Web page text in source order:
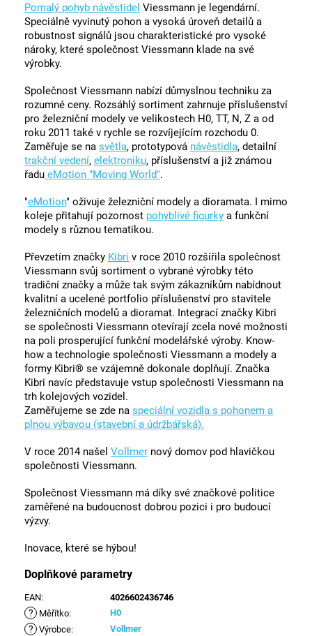
Pomalý pohyb návěstidel Viessmann je legendární.
Speciálně vyvinutý pohon a vysoká úroveň detailů a
robustnost signálů jsou charakteristické pro vysoké
nároky, které společnost Viessmann klade na své
výrobky.
Společnost Viessmann nabízí důmyslnou techniku za
rozumné ceny. Rozsáhlý sortiment zahrnuje příslušenství
pro železniční modely ve velikostech H0, TT, N, Z a od
roku 2011 také v rychle se rozvíjejícím rozchodu 0.
Zaměřuje se na světla, prototypová návěstidla, detailní
trakční vedení, elektroniku, příslušenství a již známou
řadu eMotion "Moving World".
"eMotion" oživuje železniční modely a dioramata. I mimo
koleje přitahují pozornost pohyblivé figurky a funkční
modely s různou tematikou.
Převzetím značky Kibri v roce 2010 rozšířila společnost
Viessmann svůj sortiment o vybrané výrobky této
tradiční značky a může tak svým zákazníkům nabídnout
kvalitní a ucelené portfolio příslušenství pro stavitele
železničních modelů a dioramat. Integrací značky Kibri
se společnosti Viessmann otevírají zcela nové možnosti
na poli prosperující funkční modelářské výroby. Know-
how a technologie společnosti Viessmann a modely a
formy Kibri® se vzájemně dokonale doplňují. Značka
Kibri navíc představuje vstup společnosti Viessmann na
trh kolejových vozidel.
Zaměřujeme se zde na speciální vozidla s pohonem a
plnou výbavou (stavební a údržbářská).
V roce 2014 našel Vollmer nový domov pod hlavičkou
společnosti Viessmann.
Společnost Viessmann má díky své značkové politice
zaměřené na budoucnost dobrou pozici i pro budoucí
výzvy.
Inovace, které se hýbou!
Doplňkové parametry
EAN: 4026602436746
? Měřítko: H0
? Výrobce: Vollmer